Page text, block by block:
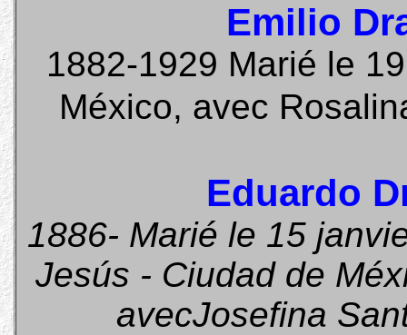
Emilio
1882-1929 Marié le
México, avec
Eduardo
1886- Marié le 15
Jesús - Ciudad de
avecJosefina